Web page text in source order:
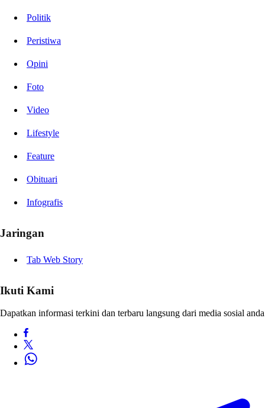
Politik
Peristiwa
Opini
Foto
Video
Lifestyle
Feature
Obituari
Infografis
Jaringan
Tab Web Story
Ikuti Kami
Dapatkan informasi terkini dan terbaru langsung dari media sosial anda